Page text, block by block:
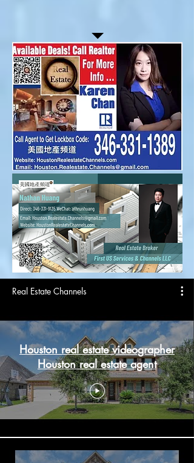
Real Estate Channels
Houston real estate videographer
Houston real estate agent